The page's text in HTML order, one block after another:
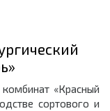
«Красный
сортового и